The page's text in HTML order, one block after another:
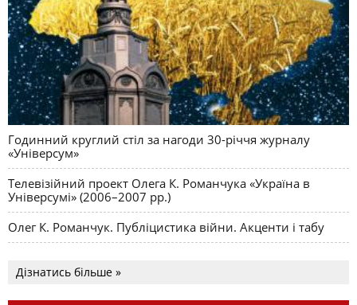
Годинний круглий стіл за нагоди 30-річчя журналу
«Універсум»
Телевізійний проект Олега К. Романчука «Україна в
Універсумі» (2006–2007 рр.)
Олег К. Романчук. Публіцистика війни. Акценти і табу
Дізнатись більше »